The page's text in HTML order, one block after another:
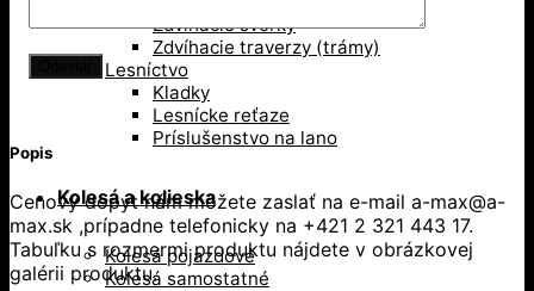
Zdvíhacie svorky
Zdvíhacie traverzy (trámy)
Lesníctvo
Kladky
Lesnícke reťaze
Príslušenstvo na lano
Kolesá a kolieska
Kolesá pojazdové
Kolesá samostatné
Popis
Cenový dopyt nám môžete zaslať na e-mail a-max@a-
max.sk ,prípadne telefonicky na +421 2 321 443 17.
Tabuľku s rozmermi produktu nájdete v obrázkovej
galérii produktu.